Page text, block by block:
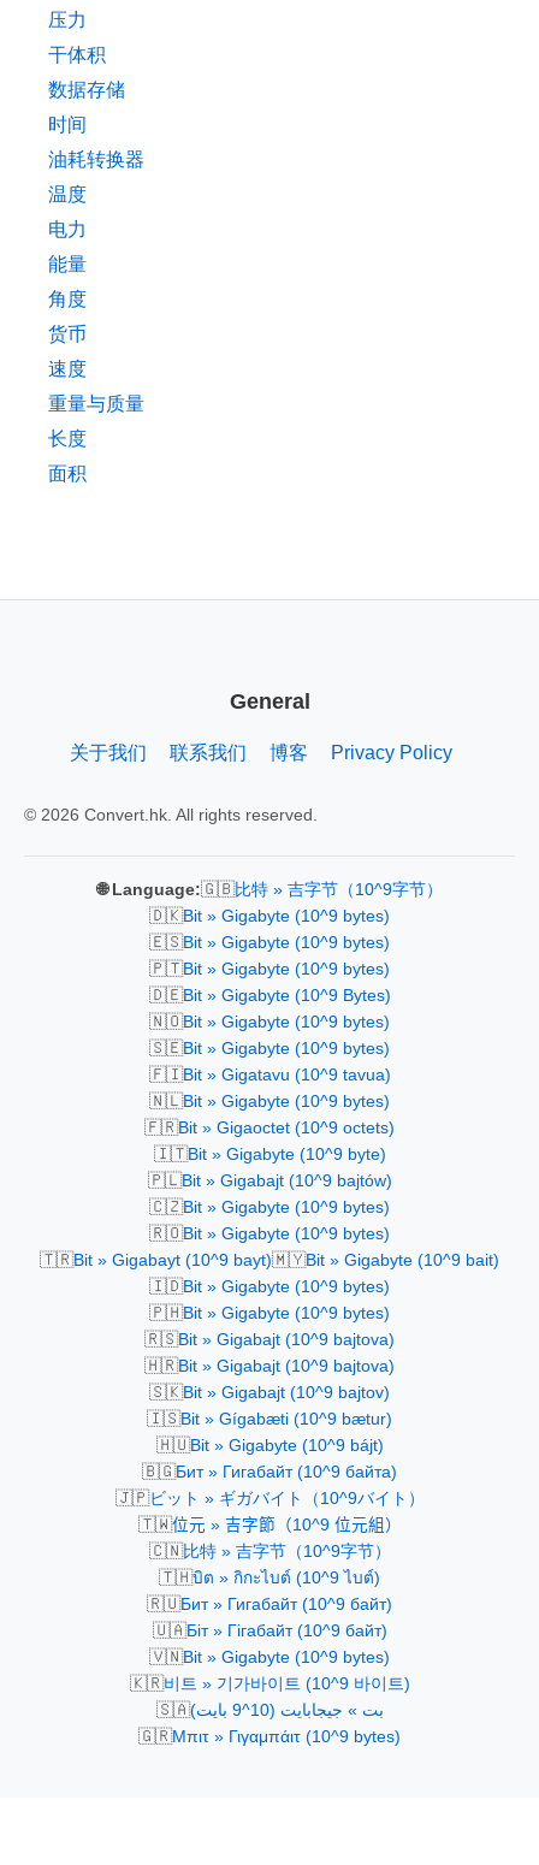
压力
干体积
数据存储
时间
油耗转换器
温度
电力
能量
角度
货币
速度
重量与质量
长度
面积
General
关于我们 联系我们 博客 Privacy Policy
© 2026 Convert.hk. All rights reserved.
🌐 Language:🇬🇧比特 » 吉字节（10^9字节）
🇩🇰Bit » Gigabyte (10^9 bytes)
🇪🇸Bit » Gigabyte (10^9 bytes)
🇵🇹Bit » Gigabyte (10^9 bytes)
🇩🇪Bit » Gigabyte (10^9 Bytes)
🇳🇴Bit » Gigabyte (10^9 bytes)
🇸🇪Bit » Gigabyte (10^9 bytes)
🇫🇮Bit » Gigatavu (10^9 tavua)
🇳🇱Bit » Gigabyte (10^9 bytes)
🇫🇷Bit » Gigaoctet (10^9 octets)
🇮🇹Bit » Gigabyte (10^9 byte)
🇵🇱Bit » Gigabajt (10^9 bajtów)
🇨🇿Bit » Gigabyte (10^9 bytes)
🇷🇴Bit » Gigabyte (10^9 bytes)
🇹🇷Bit » Gigabayt (10^9 bayt)🇲🇾Bit » Gigabyte (10^9 bait)
🇮🇩Bit » Gigabyte (10^9 bytes)
🇵🇭Bit » Gigabyte (10^9 bytes)
🇷🇸Bit » Gigabajt (10^9 bajtova)
🇭🇷Bit » Gigabajt (10^9 bajtova)
🇸🇰Bit » Gigabajt (10^9 bajtov)
🇮🇸Bit » Gígabæti (10^9 bætur)
🇭🇺Bit » Gigabyte (10^9 bájt)
🇧🇬Бит » Гигабайт (10^9 байта)
🇯🇵ビット » ギガバイト（10^9バイト）
🇹🇼位元 » 吉字節（10^9 位元組）
🇨🇳比特 » 吉字节（10^9字节）
🇹🇭บิต » กิกะไบต์ (10^9 ไบต์)
🇷🇺Бит » Гигабайт (10^9 байт)
🇺🇦Біт » Гігабайт (10^9 байт)
🇻🇳Bit » Gigabyte (10^9 bytes)
🇰🇷비트 » 기가바이트 (10^9 바이트)
🇸🇦 بت » جيجابايت (10^9 بايت)
🇬🇷Μπιτ » Γιγαμπάιτ (10^9 bytes)